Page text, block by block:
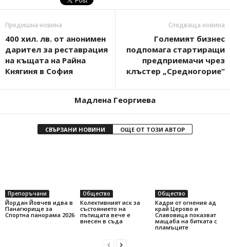
Предишна новина
400 хил. лв. от анонимен
дарител за реставрация
на къщата на Райна
Княгиня в София
Следваща новина
Големият бизнес
подпомага стартиращи
предприемачи чрез
клъстер „Средногорие“
Мадлена Георгиева
СВЪРЗАНИ НОВИНИ ОЩЕ ОТ ТОЗИ АВТОР
Препоръчани
Йордан Йовчев идва в
Панагюрище за
Спортна панорама 2026
Общество
Колективният иск за
състоянието на
пътищата вече е
внесен в съда
Общество
Кадри от огнения ад
край Церово и
Славовица показват
мащаба на битката с
пламъците